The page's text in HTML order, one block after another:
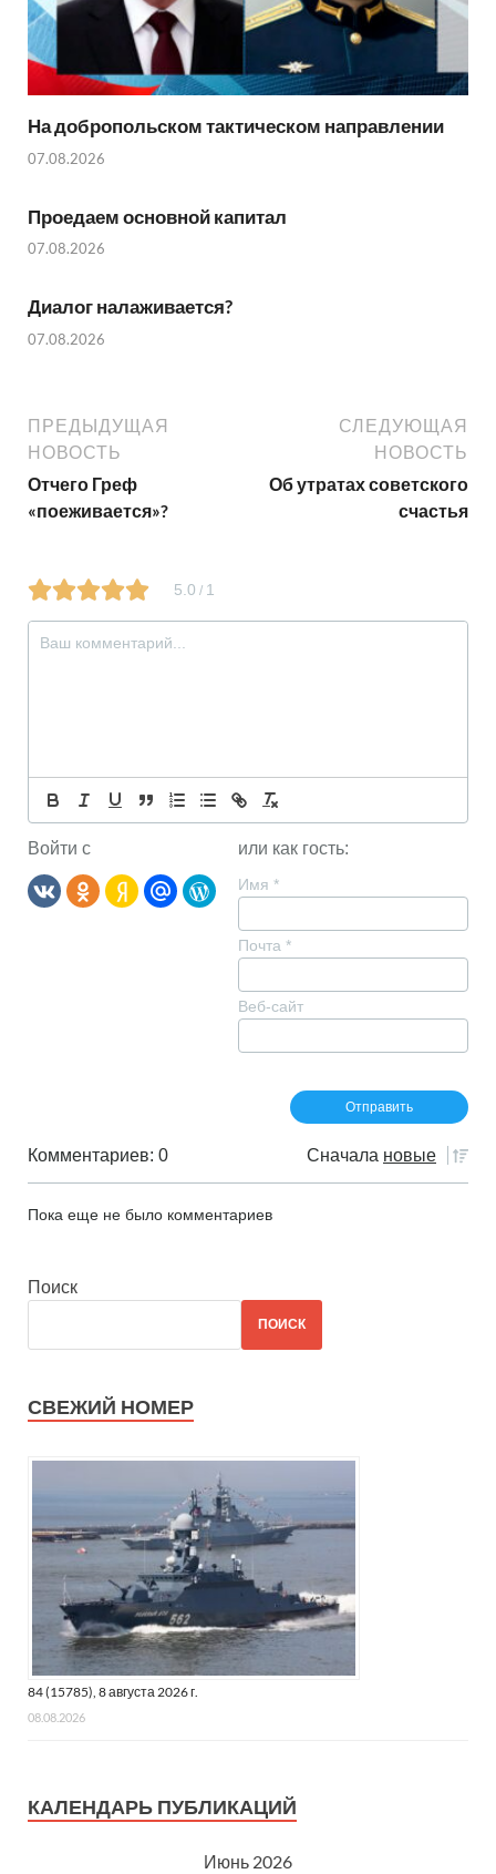
На добропольском тактическом направлении
07.08.2026
Проедаем основной капитал
07.08.2026
Диалог налаживается?
07.08.2026
ПРЕДЫДУЩАЯ
НОВОСТЬ
Отчего Греф
«поеживается»?
СЛЕДУЮЩАЯ
НОВОСТЬ
Об утратах советского
счастья
5.0 / 1
Войти с или как гость:
Имя *
Почта *
Веб-сайт
Комментариев: 0 Сначала новые
Пока еще не было комментариев
Поиск
ПОИСК
СВЕЖИЙ НОМЕР
84 (15785), 8 августа 2026 г.
08.08.2026
КАЛЕНДАРЬ ПУБЛИКАЦИЙ
Июнь 2026